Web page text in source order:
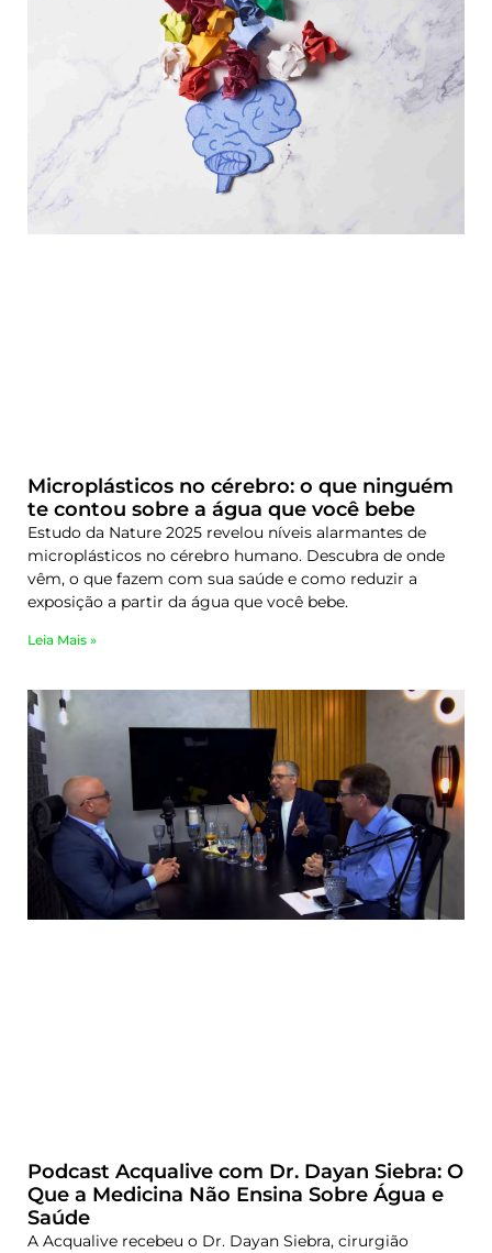
Microplásticos no cérebro: o que ninguém
te contou sobre a água que você bebe
Estudo da Nature 2025 revelou níveis alarmantes de
microplásticos no cérebro humano. Descubra de onde
vêm, o que fazem com sua saúde e como reduzir a
exposição a partir da água que você bebe.
Leia Mais »
Podcast Acqualive com Dr. Dayan Siebra: O
Que a Medicina Não Ensina Sobre Água e
Saúde
A Acqualive recebeu o Dr. Dayan Siebra, cirurgião